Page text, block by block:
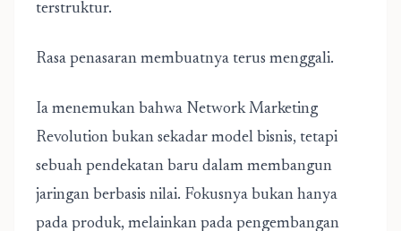
terstruktur.
Rasa penasaran membuatnya terus menggali.
Ia menemukan bahwa Network Marketing
Revolution bukan sekadar model bisnis, tetapi
sebuah pendekatan baru dalam membangun
jaringan berbasis nilai. Fokusnya bukan hanya
pada produk, melainkan pada pengembangan